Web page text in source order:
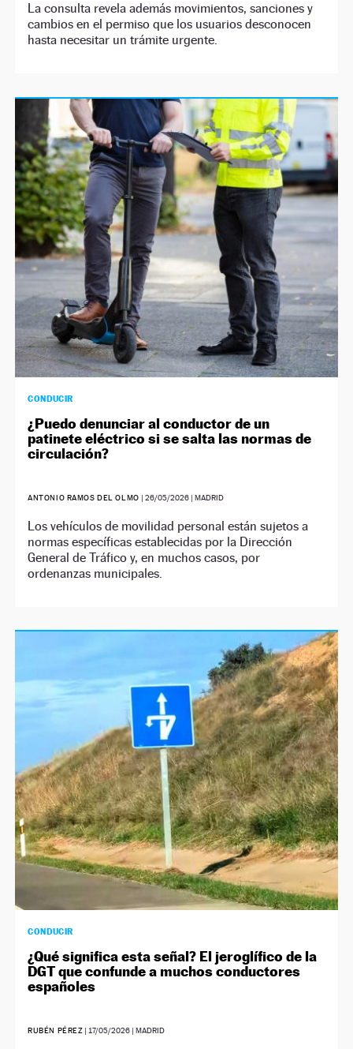
La consulta revela además movimientos, sanciones y
cambios en el permiso que los usuarios desconocen
hasta necesitar un trámite urgente.
CONDUCIR
¿Puedo denunciar al conductor de un
patinete eléctrico si se salta las normas de
circulación?
ANTONIO RAMOS DEL OLMO | 26/05/2026| MADRID
Los vehículos de movilidad personal están sujetos a
normas específicas establecidas por la Dirección
General de Tráfico y, en muchos casos, por
ordenanzas municipales.
CONDUCIR
¿Qué significa esta señal? El jeroglífico de la
DGT que confunde a muchos conductores
españoles
RUBÉN PÉREZ |17/05/2026 | MADRID